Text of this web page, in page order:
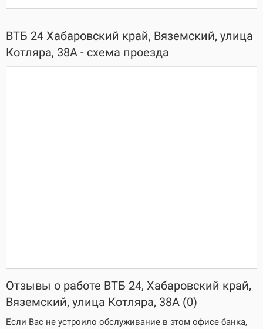
ВТБ 24 Хабаровский край, Вяземский, улица
Котляра, 38А - схема проезда
Отзывы о работе ВТБ 24, Хабаровский край,
Вяземский, улица Котляра, 38А (0)
Если Вас не устроило обслуживание в этом офисе банка,